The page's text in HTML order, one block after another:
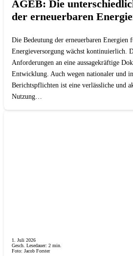
AGEB: Die
der erneuerbaren
Die Bedeutung der erneuerbaren Energien
Energieversorgung wächst kontinuierlich.
Anforderungen an eine aussagekräftige
Entwicklung. Auch wegen nationaler und
Berichtspflichten ist eine verlässliche und
Nutzung…
1. Juli 2026
Gesch. Lesedauer: 2 min.
Foto: Jacob Forster